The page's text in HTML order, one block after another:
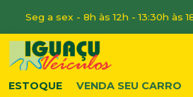
Seg a sex - 8h às 12h - 13:30h às
ESTOQUE VENDA SEU CARRO